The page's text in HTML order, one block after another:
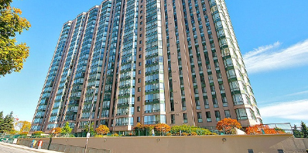
ン
ク
で
す
。
ダ
情
報